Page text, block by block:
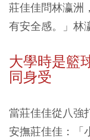
莊佳佳問林瀛洲
有安全感。」林
大學時是籃
同身受
當莊佳佳從八強
安撫莊佳佳：「